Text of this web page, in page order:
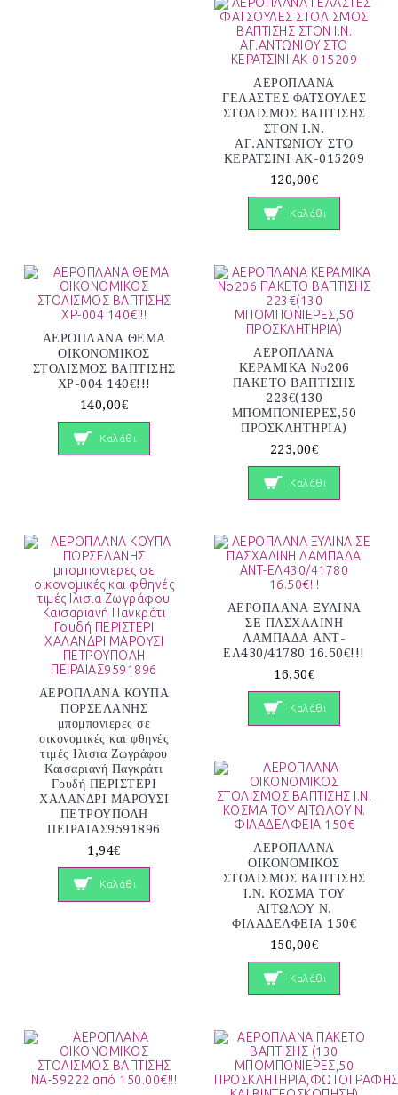
ΑΕΡΟΠΛΑΝΑ
ΓΕΛΑΣΤΕΣ ΦΑΤΣΟΥΛΕΣ
ΣΤΟΛΙΣΜΟΣ ΒΑΠΤΙΣΗΣ
ΣΤΟΝ Ι.Ν.
ΑΓ.ΑΝΤΩΝΙΟΥ ΣΤΟ
ΚΕΡΑΤΣΙΝΙ ΑΚ-015209
120,00€
Καλάθι
ΑΕΡΟΠΛΑΝΑ ΘΕΜΑ
ΟΙΚΟΝΟΜΙΚΟΣ
ΣΤΟΛΙΣΜΟΣ ΒΑΠΤΙΣΗΣ
ΧΡ-004 140€!!!
140,00€
Καλάθι
ΑΕΡΟΠΛΑΝΑ
ΚΕΡΑΜΙΚΑ Νο206
ΠΑΚΕΤΟ ΒΑΠΤΙΣΗΣ
223€(130
ΜΠΟΜΠΟΝΙΕΡΕΣ,50
ΠΡΟΣΚΛΗΤΗΡΙΑ)
223,00€
Καλάθι
ΑΕΡΟΠΛΑΝΑ ΚΟΥΠΑ
ΠΟΡΣΕΛΑΝΗΣ
μπομπονιερες σε
οικονομικές και φθηνές
τιμές Ιλισια Ζωγράφου
Καισαριανή Παγκράτι
Γουδή ΠΕΡΙΣΤΕΡΙ
ΧΑΛΑΝΔΡΙ ΜΑΡΟΥΣΙ
ΠΕΤΡΟΥΠΟΛΗ
ΠΕΙΡΑΙΑΣ9591896
1,94€
Καλάθι
ΑΕΡΟΠΛΑΝΑ ΞΥΛΙΝΑ
ΣΕ ΠΑΣΧΑΛΙΝΗ
ΛΑΜΠΑΔΑ ΑΝΤ-
ΕΛ430/41780 16.50€!!!
16,50€
Καλάθι
ΑΕΡΟΠΛΑΝΑ
ΟΙΚΟΝΟΜΙΚΟΣ
ΣΤΟΛΙΣΜΟΣ ΒΑΠΤΙΣΗΣ
Ι.Ν. ΚΟΣΜΑ ΤΟΥ
ΑΙΤΩΛΟΥ Ν.
ΦΙΛΑΔΕΛΦΕΙΑ 150€
150,00€
Καλάθι